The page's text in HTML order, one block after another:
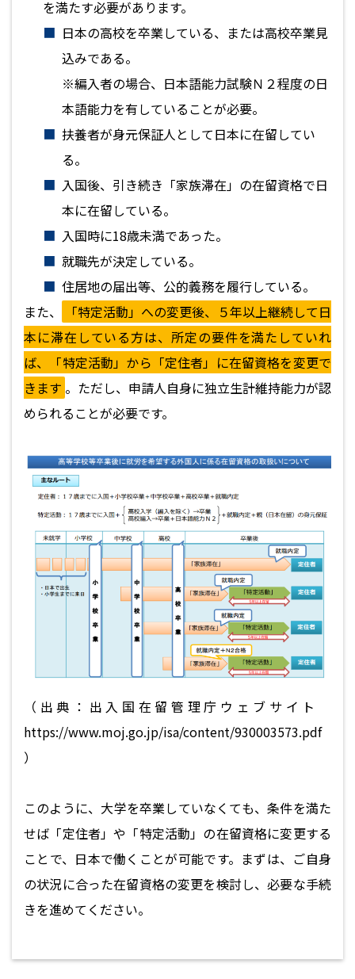
を満たす必要があります。
日本の高校を卒業している、または高校卒業見
込みである。
※編入者の場合、日本語能力試験Ｎ２程度の日
本語能力を有していることが必要。
扶養者が身元保証人として日本に在留してい
る。
入国後、引き続き「家族滞在」の在留資格で日
本に在留している。
入国時に18歳未満であった。
就職先が決定している。
住居地の届出等、公的義務を履行している。
また、
「特定活動」への変更後、５年以上継続して日
本に滞在している方は、所定の要件を満たしていれ
ば、「特定活動」から「定住者」に在留資格を変更で
きます 。ただし、申請人自身に独立生計維持能力が認
められることが必要です。
（出典：出入国在留管理庁ウェブサイト
https://www.moj.go.jp/isa/content/930003573.pdf
）
このように、大学を卒業していなくても、条件を満た
せば「定住者」や「特定活動」の在留資格に変更する
ことで、日本で働くことが可能です。まずは、ご自身
の状況に合った在留資格の変更を検討し、必要な手続
きを進めてください。